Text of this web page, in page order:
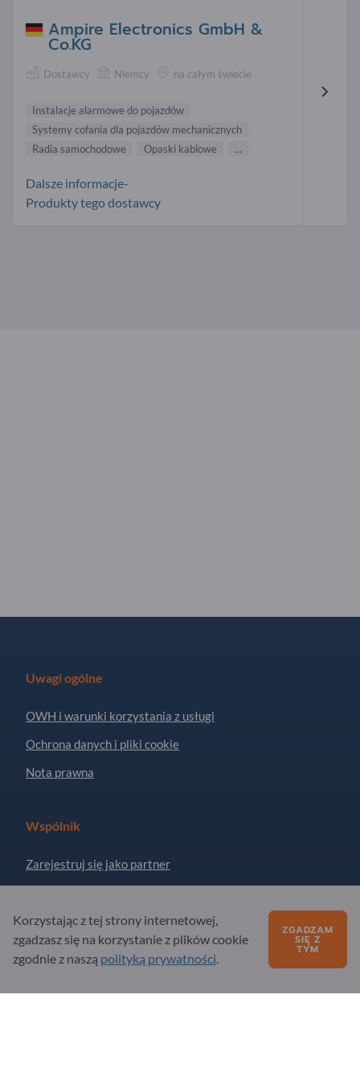
Ampire Electronics GmbH &
Co.KG
Dostawcy Niemcy na całym świecie
Instalacje alarmowe do pojazdów
Systemy cofania dla pojazdów mechanicznych
Radia samochodowe
Opaski kablowe ...
Dalsze informacje-
Produkty tego dostawcy
Uwagi ogólne
OWH i warunki korzystania z usługi
Ochrona danych i pliki cookie
Nota prawna
Wspólnik
Zarejestruj się jako partner
Masz pytania?
Korzystając z tej strony internetowej,
zgadzasz się na korzystanie z plików cookie
zgodnie z naszą polityką prywatności.
ZGADZAM
SIĘ Z
TYM